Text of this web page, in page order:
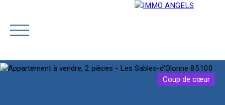
Coup de cœur